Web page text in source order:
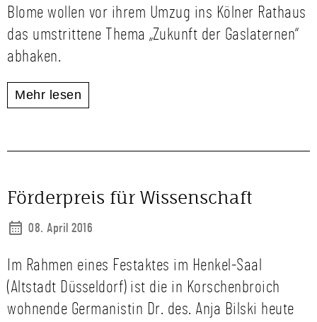
Blome wollen vor ihrem Umzug ins Kölner Rathaus
das umstrittene Thema „Zukunft der Gaslaternen“
abhaken.
Mehr lesen
Förderpreis für Wissenschaft
08. April 2016
Im Rahmen eines Festaktes im Henkel-Saal
(Altstadt Düsseldorf) ist die in Korschenbroich
wohnende Germanistin Dr. des. Anja Bilski heute